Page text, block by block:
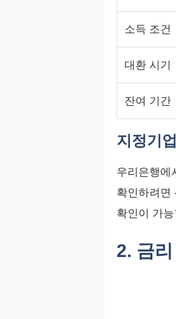
소득 조건
대환 시기
잔여 기간
지정기
우리은행에
확인하려면
확인이 가
2. 금